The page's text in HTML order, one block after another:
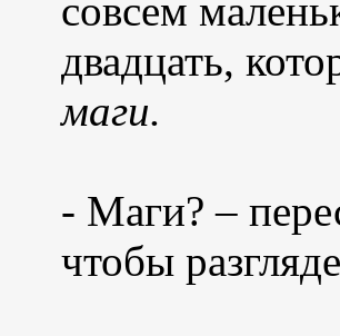
совсем
двадцать,
маги.
- Маги? –
чтобы